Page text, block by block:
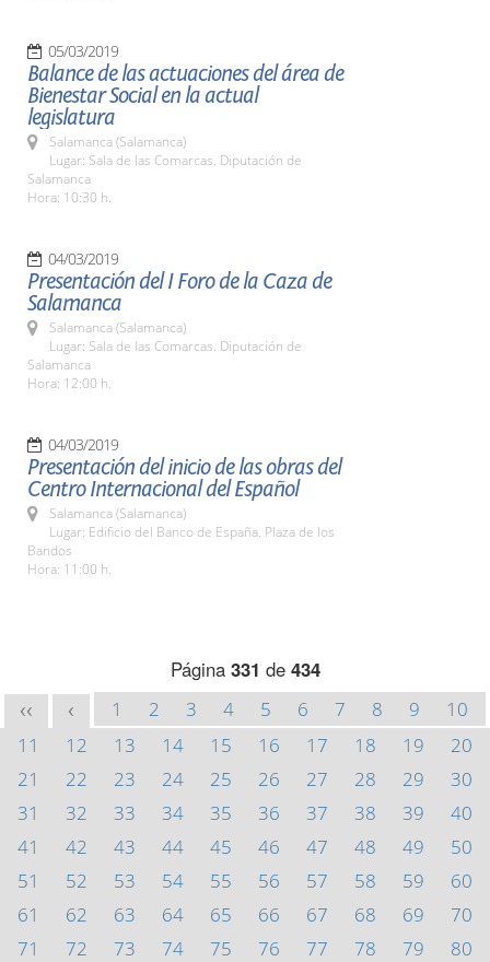
05/03/2019
Balance de las actuaciones del área de
Bienestar Social en la actual
legislatura
Salamanca (Salamanca)
Lugar: Sala de las Comarcas. Diputación de
Salamanca
Hora: 10:30 h.
04/03/2019
Presentación del I Foro de la Caza de
Salamanca
Salamanca (Salamanca)
Lugar: Sala de las Comarcas. Diputación de
Salamanca
Hora: 12:00 h.
04/03/2019
Presentación del inicio de las obras del
Centro Internacional del Español
Salamanca (Salamanca)
Lugar: Edificio del Banco de España. Plaza de los
Bandos
Hora: 11:00 h.
Página 331 de 434
<< < 1 2 3 4 5 6 7 8 9
10
11
12 13 14 15 16 17 18 19
20
21
22 23 24 25 26 27 28 29
30
31
32 33 34 35 36 37 38 39
40
41
42 43 44 45 46 47 48 49
50
51
52 53 54 55 56 57 58 59
60
61
62 63 64 65 66 67 68 69
70
71
72 73 74 75 76 77 78 79
80